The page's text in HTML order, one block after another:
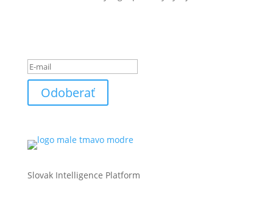
Odoberať
Slovak Intelligence Platform